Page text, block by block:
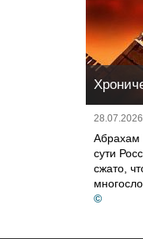
Абрахам
сути
сжато,
©